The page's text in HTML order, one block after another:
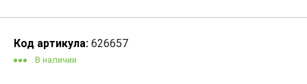
Код артикула: 626657
В наличии